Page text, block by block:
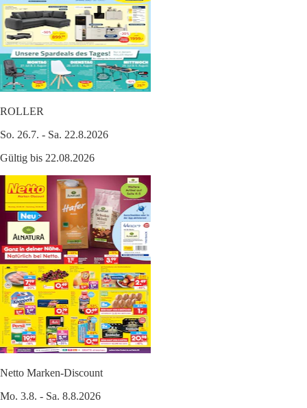
ROLLER
So. 26.7. - Sa. 22.8.2026
Gültig bis 22.08.2026
Netto Marken-Discount
Mo. 3.8. - Sa. 8.8.2026